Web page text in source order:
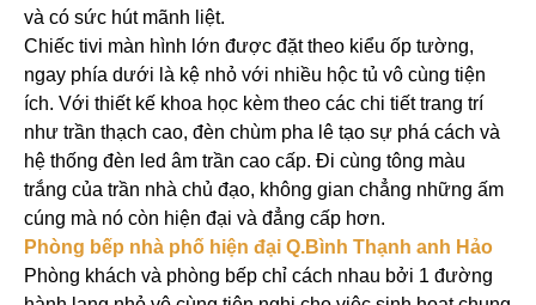
và có sức hút mãnh liệt.
Chiếc tivi màn hình lớn được đặt theo kiểu ốp tường,
ngay phía dưới là kệ nhỏ với nhiều hộc tủ vô cùng tiện
ích. Với thiết kế khoa học kèm theo các chi tiết trang trí
như trần thạch cao, đèn chùm pha lê tạo sự phá cách và
hệ thống đèn led âm trần cao cấp. Đi cùng tông màu
trắng của trần nhà chủ đạo, không gian chẳng những ấm
cúng mà nó còn hiện đại và đẳng cấp hơn.
Phòng bếp nhà phố hiện đại Q.Bình Thạnh anh Hảo
Phòng khách và phòng bếp chỉ cách nhau bởi 1 đường